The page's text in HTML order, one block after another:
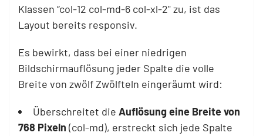
Klassen “col-12 col-md-6 col-xl-2" zu, ist das
Layout bereits responsiv.
Es bewirkt, dass bei einer niedrigen
Bildschirmauflösung jeder Spalte die volle
Breite von zwölf Zwölfteln eingeräumt wird:
Überschreitet die Auflösung eine Breite von
768 Pixeln (col-md), erstreckt sich jede Spalte